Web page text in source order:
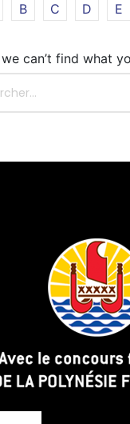
B C D E
can’t find what